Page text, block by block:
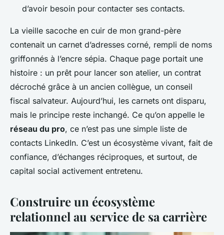
d’avoir besoin pour contacter ses contacts.
La vieille sacoche en cuir de mon grand-père
contenait un carnet d’adresses corné, rempli de noms
griffonnés à l’encre sépia. Chaque page portait une
histoire : un prêt pour lancer son atelier, un contrat
décroché grâce à un ancien collègue, un conseil
fiscal salvateur. Aujourd’hui, les carnets ont disparu,
mais le principe reste inchangé. Ce qu’on appelle le
réseau du pro, ce n’est pas une simple liste de
contacts LinkedIn. C’est un écosystème vivant, fait de
confiance, d’échanges réciproques, et surtout, de
capital social activement entretenu.
Construire un écosystème
relationnel au service de sa carrière